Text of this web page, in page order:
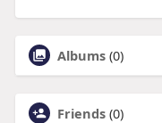
Albums (0)
Friends (0)